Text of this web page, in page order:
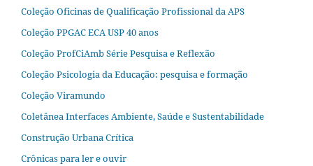
Coleção Oficinas de Qualificação Profissional da APS
Coleção PPGAC ECA USP 40 anos
Coleção ProfCiAmb Série Pesquisa e Reflexão
Coleção Psicologia da Educação: pesquisa e formação
Coleção Viramundo
Coletânea Interfaces Ambiente, Saúde e Sustentabilidade
Construção Urbana Crítica
Crônicas para ler e ouvir